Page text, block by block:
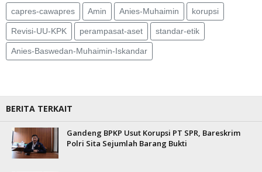
capres-cawapres Amin Anies-Muhaimin korupsi
Revisi-UU-KPK perampasat-aset standar-etik
Anies-Baswedan-Muhaimin-Iskandar
BERITA TERKAIT
Gandeng BPKP Usut Korupsi PT SPR, Bareskrim
Polri Sita Sejumlah Barang Bukti